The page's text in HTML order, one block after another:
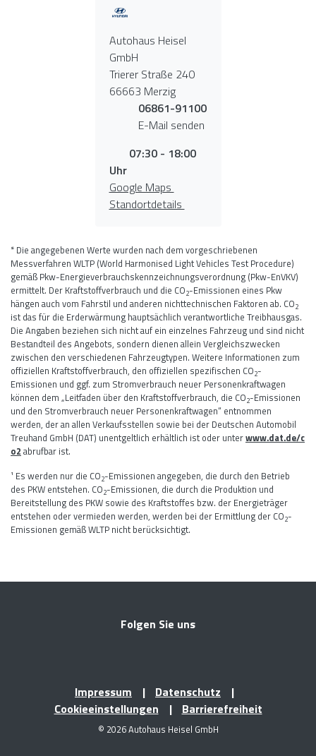
Autohaus Heisel
GmbH
Trierer Straße 240
66663 Merzig
06861-91100
E-Mail senden
07:30 - 18:00
Uhr
Google Maps
Standortdetails
* Die angegebenen Werte wurden nach dem vorgeschriebenen
Messverfahren WLTP (World Harmonised Light Vehicles Test Procedure)
gemäß Pkw-Energieverbrauchskennzeichnungsverordnung (Pkw-EnVKV)
ermittelt. Der Kraftstoffverbrauch und die CO2-Emissionen eines Pkw
hängen auch vom Fahrstil und anderen nichttechnischen Faktoren ab. CO2
ist das für die Erderwärmung hauptsächlich verantwortliche Treibhausgas.
Die Angaben beziehen sich nicht auf ein einzelnes Fahrzeug und sind nicht
Bestandteil des Angebots, sondern dienen allein Vergleichszwecken
zwischen den verschiedenen Fahrzeugtypen. Weitere Informationen zum
offiziellen Kraftstoffverbrauch, den offiziellen spezifischen CO2-
Emissionen und ggf. zum Stromverbrauch neuer Personenkraftwagen
können dem „Leitfaden über den Kraftstoffverbrauch, die CO2-Emissionen
und den Stromverbrauch neuer Personenkraftwagen“ entnommen
werden, der an allen Verkaufsstellen sowie bei der Deutschen Automobil
Treuhand GmbH (DAT) unentgeltlich erhältlich ist oder unterwww.dat.de/c
o2 abrufbar ist.
¹ Es werden nur die CO2-Emissionen angegeben, die durch den Betrieb
des PKW entstehen. CO2-Emissionen, die durch die Produktion und
Bereitstellung des PKW sowie des Kraftstoffes bzw. der Energieträger
entstehen oder vermieden werden, werden bei der Ermittlung der CO2-
Emissionen gemäß WLTP nicht berücksichtigt.
Folgen Sie uns
Impressum
Datenschutz
Cookieeinstellungen
Barrierefreiheit
© 2026 Autohaus Heisel GmbH